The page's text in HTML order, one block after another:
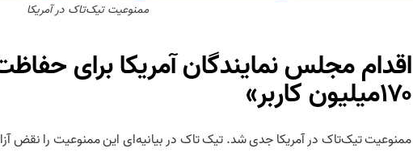
ممنوعیت تیک‌تاک در آمریکا
اقدام مجلس نمایندگان آمریکا برای
۱۷۰میلیون کاربر»
ممنوعیت تیک‌تاک در آمریکا جدی شد. تیک تاک در بیانیه‌ای این ممنوعیت را نقض آزادی بیان ۱۷۰ میلیون